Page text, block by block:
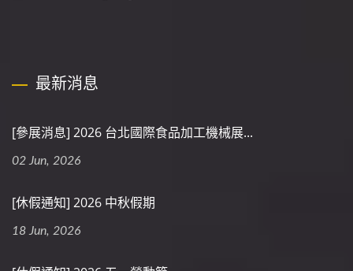
最新消息
[參展消息] 2026 台北國際食品加工機械展...
02 Jun, 2026
[休假通知] 2026 中秋假期
18 Jun, 2026